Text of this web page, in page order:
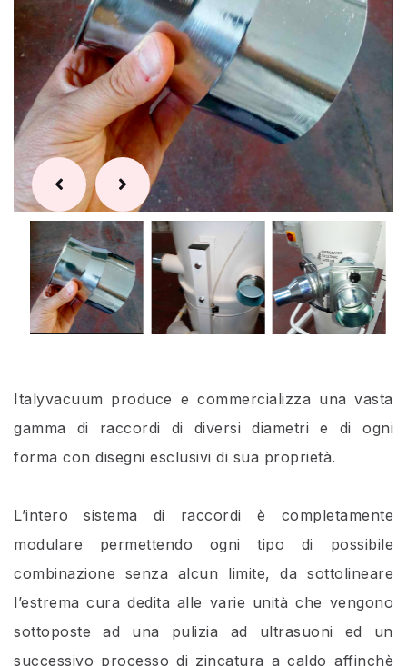
Italyvacuum produce e commercializza una vasta
gamma di raccordi di diversi diametri e di ogni
forma con disegni esclusivi di sua proprietà.
L’intero sistema di raccordi è completamente
modulare permettendo ogni tipo di possibile
combinazione senza alcun limite, da sottolineare
l’estrema cura dedita alle varie unità che vengono
sottoposte ad una pulizia ad ultrasuoni ed un
successivo processo di zincatura a caldo affinchè